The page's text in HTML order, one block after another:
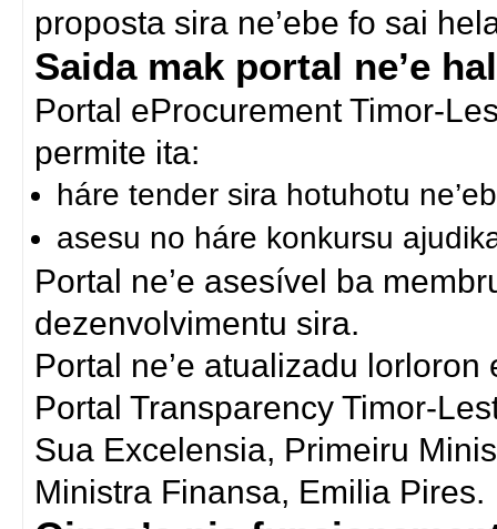
proposta sira ne’ebe fo sai
Saida mak portal ne’e
Portal eProcurement Timor-
permite ita:
háre tender sira hotuhotu
asesu no háre konkursu
Portal ne’e asesível ba
dezenvolvimentu sira.
Portal ne’e atualizadu
Portal Transparency Timor-
Sua Excelensia, Primeiru
Ministra Finansa, Emilia Pires.